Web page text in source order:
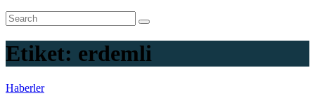
Etiket: erdemli
Haberler